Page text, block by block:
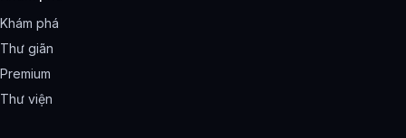
Khám phá
Thư giãn
Premium
Thư viện